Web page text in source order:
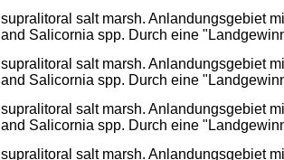
supralitoral salt marsh. Anlandungsgebiet
and Salicornia spp. Durch eine
supralitoral salt marsh. Anlandungsgebiet
and Salicornia spp. Durch eine
supralitoral salt marsh. Anlandungsgebiet
and Salicornia spp. Durch eine
supralitoral salt marsh. Anlandungsgebiet